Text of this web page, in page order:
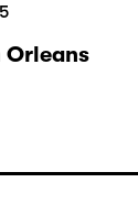
Orleans